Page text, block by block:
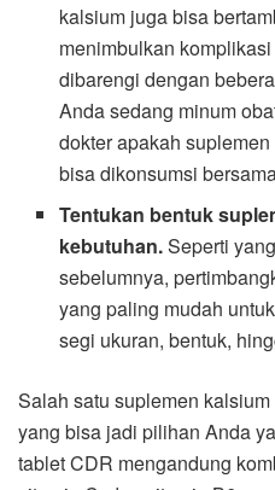
kalsium juga bisa
menimbulkan
dibarengi dengan
Anda sedang minum
dokter apakah
bisa dikonsumsi
Tentukan bentuk
kebutuhan.Seperti
sebelumnya,
yang paling mudah
segi ukuran, bentuk,
Salah satu suplemen
yang bisa jadi pilihan Anda
tablet CDR mengandung